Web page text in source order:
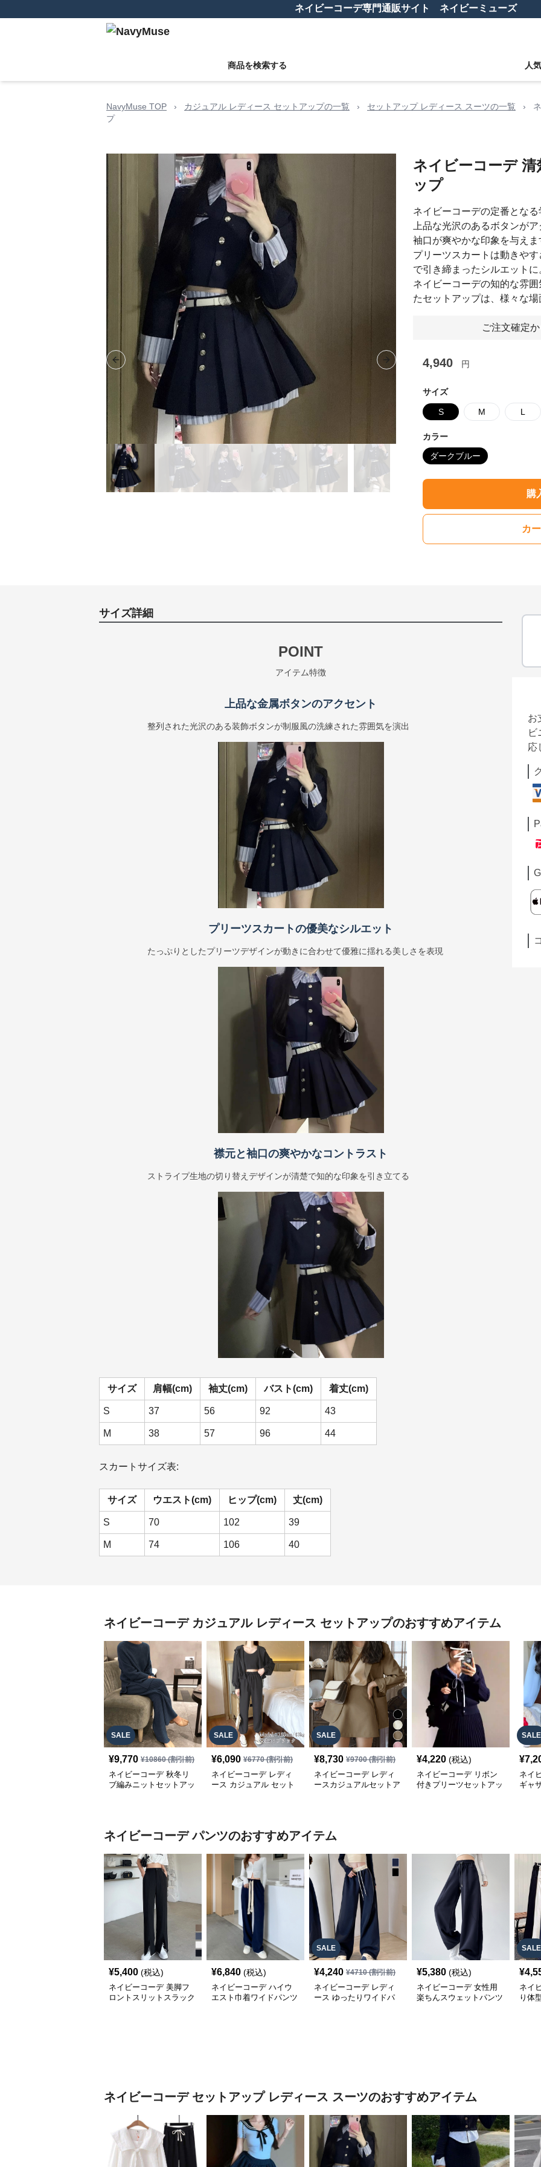
ネイビーコーデ専門通販サイト ネイビーミューズ
商品を検索する 人
NavyMuse TOP › カジュアル レディース セットアップの一覧 › セットアップ レディース スーツの一覧 ›
プ
Previous slide Next slide
ネイビーコーデ
ップ
ネイビーコーデの定番とな
上品な光沢のあるボタンが
袖口が爽やかな印象を与えま
プリーツスカートは動きや
で引き締まったシルエットに
ネイビーコーデの知的な雰
たセットアップは、様々な場
ご注文確定
4,940 円
サイズ
S M L
カラー
ダークブルー
購
カ
サイズ詳細
POINT
アイテム特徴
上品な金属ボタンのアクセント
整列された光沢のある装飾ボタンが制服風の洗練された雰囲気を演出
プリーツスカートの優美なシルエット
たっぷりとしたプリーツデザインが動きに合わせて優雅に揺れる美しさを表現
襟元と袖口の爽やかなコントラスト
ストライプ生地の切り替えデザインが清楚で知的な印象を引き立てる
サイズ 肩幅(cm) 袖丈(cm) バスト(cm) 着丈(cm)
S 37 56 92 43
M 38 57 96 44
スカートサイズ表:
サイズ ウエスト(cm) ヒップ(cm) 丈(cm)
S 70 102 39
M 74 106 40
お
ビ
応
ネイビーコーデ カジュアル レディース セットアップのおすすめアイテム
SALE
¥9,770 ¥10860(割引前)
ネイビーコーデ 秋冬リ
ブ編みニットセットアッ
SALE
¥6,090 ¥6770(割引前)
ネイビーコーデ レディ
ース カジュアル セット
SALE
¥8,730 ¥9700(割引前)
ネイビーコーデ レディ
ースカジュアルセットア
¥4,220 (税込)
ネイビーコーデ リボン
付きプリーツセットアッ
SALE
¥
ネイ
ギャ
ネイビーコーデ パンツのおすすめアイテム
¥5,400 (税込)
ネイビーコーデ 美脚フ
ロントスリットスラック
¥6,840 (税込)
ネイビーコーデ ハイウ
エスト巾着ワイドパンツ
SALE
¥4,240 ¥4710(割引前)
ネイビーコーデ レディ
ース ゆったりワイドパ
¥5,380 (税込)
ネイビーコーデ 女性用
楽ちんスウェットパンツ
SALE
¥
ネイ
り体
ネイビーコーデ セットアップ レディース スーツのおすすめアイテム